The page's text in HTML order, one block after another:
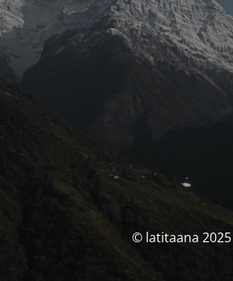
© latitaana 2025